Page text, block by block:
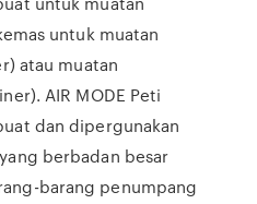
untuk muatan
atau muatan
AIR MODE Peti
dan dipergunakan
berbadan besar
barang penumpang